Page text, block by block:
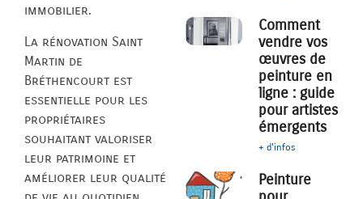
immobilier.
La rénovation Saint
Martin de
Bréthencourt est
essentielle pour les
propriétaires
souhaitant valoriser
leur patrimoine et
améliorer leur qualité
Comment
vendre vos
œuvres de
peinture en
ligne : guide
pour artistes
émergents
+ d'infos
Peinture